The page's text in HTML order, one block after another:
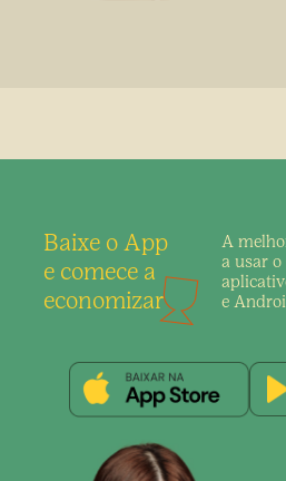
Baixe o App
e comece a
economizar
A
a usar o
e